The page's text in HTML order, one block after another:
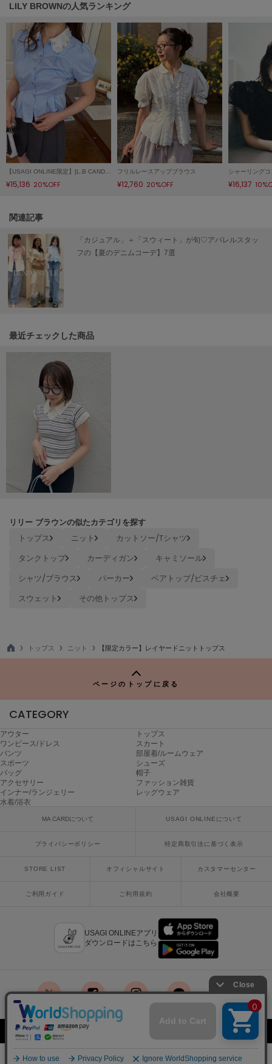
オン
Onitsuka Tiger
オニツカ タイガー
ORGUE
オルグ
ORR
オル
PATRICK
Philly chocolate
poláura
ポローラ
PUMA
プーマ
リーボック
SALOMON
サロモン
sanrio house
サンリオハウス
SESAME STREET MARKET
セサミストリートマーケット
Sneakers by emmi
Snow Peak
スノーピーク
SNIDEL HOME
スナイデル ホーム
SOMEWHERE BUTTER.
SORIN
ソリン
Stylevoice for xxx
スタイルヴォイスフォー
SUICOKE
スワネ
トーアンドトー
The Barnnet
ザバーネット
ザ・ノース・フェイス
LILY BROWNの人気ランキング
¥15,136 20%OFF
フリルレースアップブラウス
¥12,760 20%OFF ¥16,137
関連記事
「カジュアル」＋「スウィート」が旬♡アパレルスタッ
フの【夏のデニムコーデ】7選
最近チェックした商品
リリー ブラウンの似たカテゴリを探す
トップス ニット
カットソー/Tシャツ
タンクトップ
カーディガン
キャミソール
シャツ/ブラウス
パーカー
ベアトップ/ビスチェ
スウェット
その他トップス
¥8,382 税込 SOLD OUT 再入荷お知らせ
TO
トップス ニット 【限定カラー】レイヤードニットトップス
ページのトップに戻る
CATEGORY
アウター
トップス
ワンピース/ドレス
スカート
パンツ
部屋着/ルームウェア
スポーツ
シューズ
バッグ
帽子
アクセサリー
ファッション雑貨
インナー/ランジェリー
レッグウェア
水着/浴衣
MA CARDについて USAGI ONLINEについて
プライバシーポリシー 特定商取引法に基づく表示
STORE LIST オフィシャルサイト カスタマーセンター
ご利用ガイド ご利用規約 会社概要
USAGI ONLINEアプリ
ダウンロードはこちら
x facebook mail
Copyright © 2018 Usagi Online Co.,Ltd. All Rights Reserved.